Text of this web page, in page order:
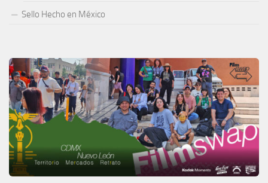
Sello Hecho en México